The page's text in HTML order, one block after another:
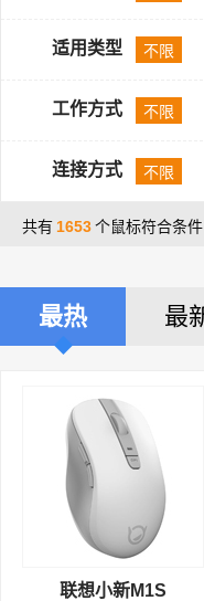
适用类型 不限
工作方式 不限
连接方式 不限
共有 1653个鼠标符合条件
最热 最
联想小新M1S